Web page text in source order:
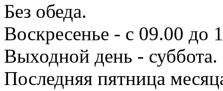
Без обеда.
Воскресенье - с 09.00 до
Выходной день - суббота.
Последняя пятница